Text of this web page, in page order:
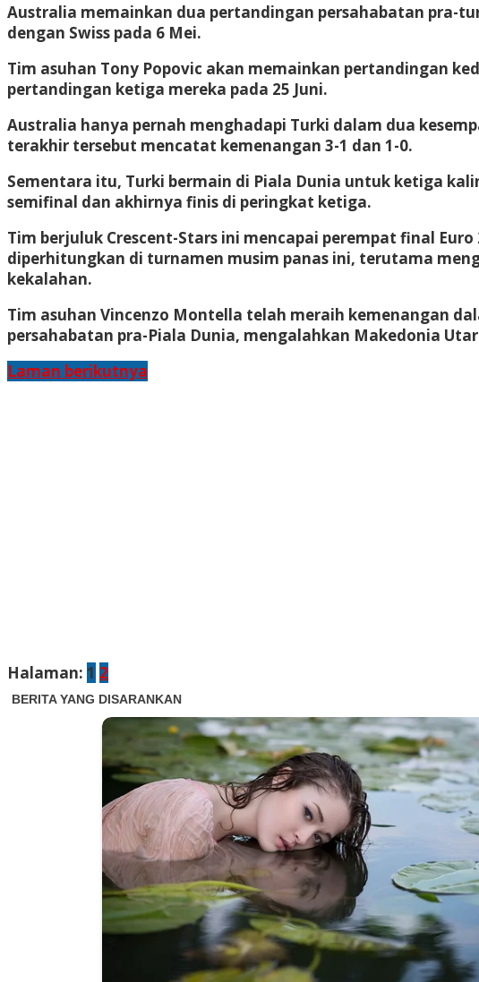
Australia memainkan dua pertandingan persahabatan pra-
dengan Swiss pada 6 Mei.
Tim asuhan Tony Popovic akan memainkan pertandingan
pertandingan ketiga mereka pada 25 Juni.
Australia hanya pernah menghadapi Turki dalam dua
terakhir tersebut mencatat kemenangan 3-1 dan 1-0.
Sementara itu, Turki bermain di Piala Dunia untuk ketiga
semifinal dan akhirnya finis di peringkat ketiga.
Tim berjuluk Crescent-Stars ini mencapai perempat final
diperhitungkan di turnamen musim panas ini, terutama
kekalahan.
Tim asuhan Vincenzo Montella telah meraih kemenangan
persahabatan pra-Piala Dunia, mengalahkan Makedonia
Laman berikutnya
Halaman: 1 2